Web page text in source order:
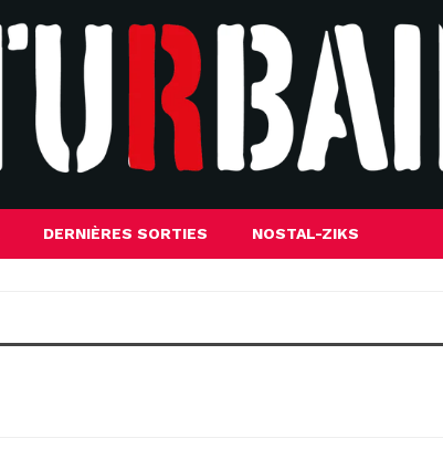
DERNIÈRES SORTIES NOSTAL-ZIKS